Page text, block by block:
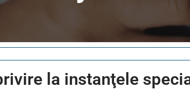
la instanţele